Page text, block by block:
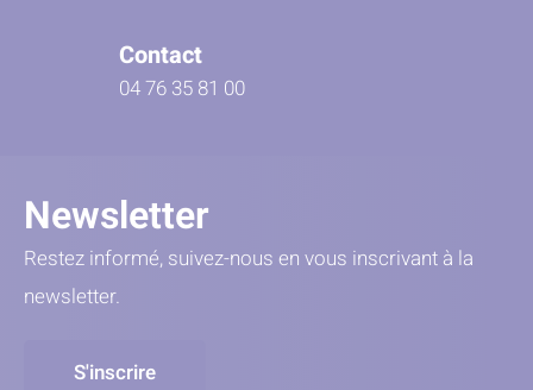
Contact
04 76 35 81 00
Newsletter
Restez informé, suivez-nous en vous inscrivant à la
newsletter.
S'inscrire